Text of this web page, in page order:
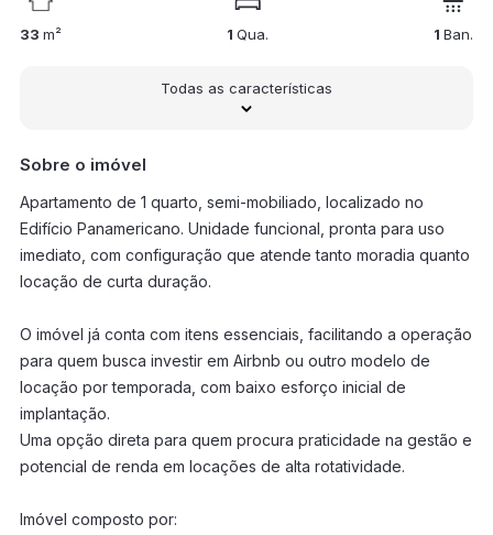
33 m² 1 Qua. 1Ban.
Todas as características
Sobre o imóvel
Apartamento de 1 quarto, semi-mobiliado, localizado no
Edifício Panamericano. Unidade funcional, pronta para uso
imediato, com configuração que atende tanto moradia quanto
locação de curta duração.
O imóvel já conta com itens essenciais, facilitando a operação
para quem busca investir em Airbnb ou outro modelo de
locação por temporada, com baixo esforço inicial de
implantação.
Uma opção direta para quem procura praticidade na gestão e
potencial de renda em locações de alta rotatividade.
Imóvel composto por: